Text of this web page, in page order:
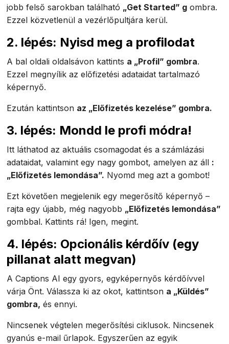
jobb felső sarokban található „Get Started” g ombra.
Ezzel közvetlenül a vezérlőpultjára kerül.
2. lépés: Nyisd meg a profilodat
A bal oldali oldalsávon kattints a „Profil” gombra.
Ezzel megnyílik az előfizetési adataidat tartalmazó
képernyő.
Ezután kattintson az „Előfizetés kezelése” gombra.
3. lépés: Mondd le profi módra!
Itt láthatod az aktuális csomagodat és a számlázási
adataidat, valamint egy nagy gombot, amelyen az áll :
„Előfizetés lemondása”. Nyomd meg azt a gombot!
Ezt követően megjelenik egy megerősítő képernyő –
rajta egy újabb, még nagyobb „Előfizetés lemondása”
gombbal. Kattints rá! Igen, megint.
4. lépés: Opcionális kérdőív (egy
pillanat alatt megvan)
A Captions AI egy gyors, egyképernyős kérdőívvel
várja Önt. Válassza ki az okot, kattintson a „Küldés”
gombra, és ennyi.
Nincsenek végtelen megerősítési ciklusok. Nincsenek
gyanús e-mail űrlapok. Egyszerűen az egyik